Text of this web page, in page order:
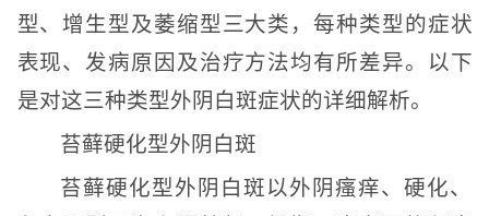
型、增生型及萎缩型三大类，每种类型的症状
表现、发病原因及治疗方法均有所差异。以下
是对这三种类型外阴白斑症状的详细解析。
苔藓硬化型外阴白斑
苔藓硬化型外阴白斑以外阴瘙痒、硬化、